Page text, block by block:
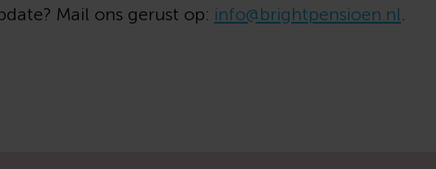
Mail ons gerust op: info@brightpensioen.nl.